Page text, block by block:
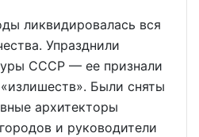
ликвидировалась вся
Упразднили
СССР — ее признали
Были сняты
архитекторы
и руководители